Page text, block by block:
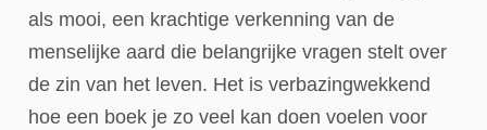
als mooi, een krachtige verkenning van de
menselijke aard die belangrijke vragen stelt over
de zin van het leven. Het is verbazingwekkend
hoe een boek je zo veel kan doen voelen voor